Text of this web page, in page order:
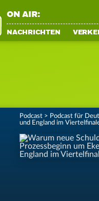
ON AIR:
NACHRICHTEN
Podcast > Podcast für
und England im